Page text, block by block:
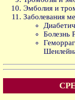
Эмболия и
Заболевания
Болезнь